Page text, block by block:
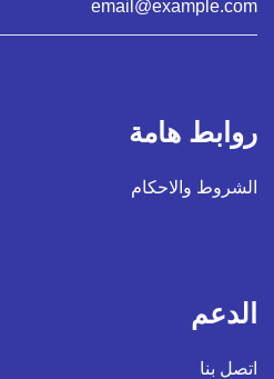
روابط هامة
الشروط والاحكام
الدعم
اتصل بنا